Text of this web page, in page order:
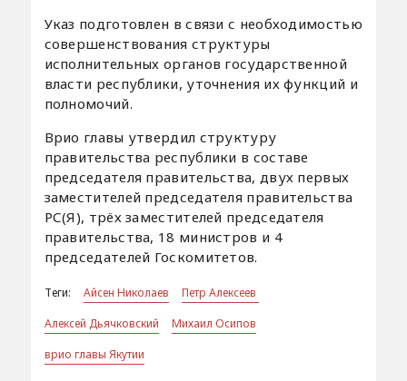
Указ подготовлен в связи с необходимостью
совершенствования структуры
исполнительных органов государственной
власти республики, уточнения их функций и
полномочий.
Врио главы утвердил структуру
правительства республики в составе
председателя правительства, двух первых
заместителей председателя правительства
РС(Я), трёх заместителей председателя
правительства, 18 министров и 4
председателей Госкомитетов.
Теги: Айсен Николаев
Петр Алексеев
Алексей Дьячковский
Михаил Осипов
врио главы Якутии